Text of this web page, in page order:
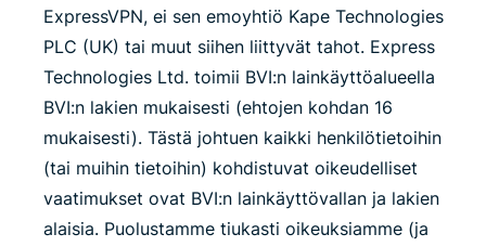
ExpressVPN, ei sen emoyhtiö Kape Technologies
PLC (UK) tai muut siihen liittyvät tahot. Express
Technologies Ltd. toimii BVI:n lainkäyttöalueella
BVI:n lakien mukaisesti (ehtojen kohdan 16
mukaisesti). Tästä johtuen kaikki henkilötietoihin
(tai muihin tietoihin) kohdistuvat oikeudelliset
vaatimukset ovat BVI:n lainkäyttövallan ja lakien
alaisia. Puolustamme tiukasti oikeuksiamme (ja